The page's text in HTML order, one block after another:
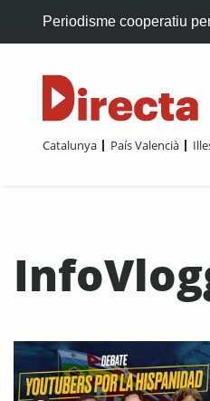
Periodisme cooperatiu
Catalunya País Valencià